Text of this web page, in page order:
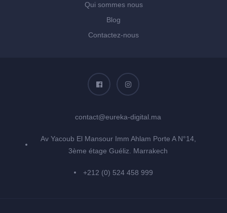
Qui sommes nous
Blog
Contactez-nous
contact@eureka-digital.ma
Av Yacoub El Mansour Imm Ahlam Porte A N°14,
3ème étage Guéliz. Marrakech
+212 (0) 524 458 999